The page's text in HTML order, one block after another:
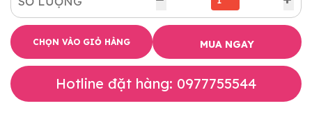
CHỌN VÀO GIỎ HÀNG MUA NGAY
Hotline đặt hàng: 0977755544